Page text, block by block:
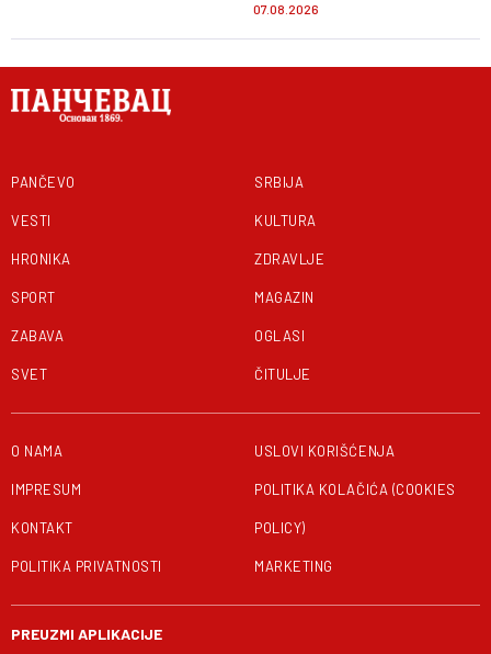
07.08.2026
PANČEVO
VESTI
HRONIKA
SPORT
ZABAVA
SVET
SRBIJA
KULTURA
ZDRAVLJE
MAGAZIN
OGLASI
ČITULJE
O NAMA
IMPRESUM
KONTAKT
POLITIKA PRIVATNOSTI
USLOVI KORIŠĆENJA
POLITIKA KOLAČIĆA (COOKIES
POLICY)
MARKETING
PREUZMI APLIKACIJE